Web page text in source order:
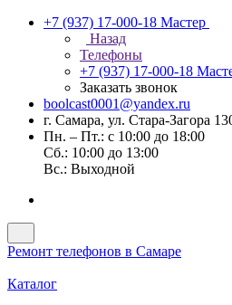
+7 (937) 17-000-18 Мастер
Назад
Телефоны
+7 (937) 17-000-18
Заказать звонок
boolcast0001@yandex.ru
г. Самара, ул. Стара-Загора
Пн. – Пт.: с 10:00 до 18:00
Сб.: 10:00 до 13:00
Вс.: Выходной
Ремонт телефонов в Самаре
Каталог